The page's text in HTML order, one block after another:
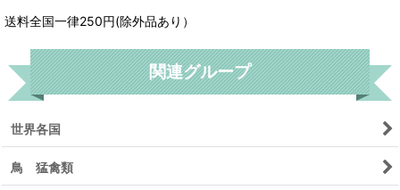
送料全国一律250円(除外品あり）
関連グループ
世界各国
鳥 猛禽類